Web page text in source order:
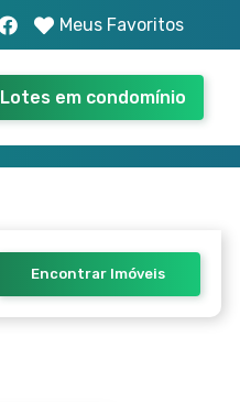
Meus Favoritos
Lotes em condomínio